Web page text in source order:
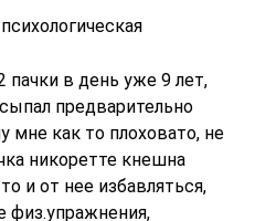
пачки в день уже 9 лет,
предварительно
мне как то плоховато, не
никоретте кнешна
и от нее избавляться,
физ.упражнения,